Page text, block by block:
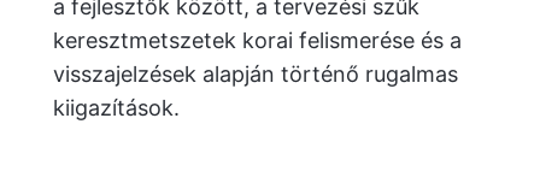
a fejlesztők között, a tervezési szűk
keresztmetszetek korai felismerése és a
visszajelzések alapján történő rugalmas
kiigazítások.